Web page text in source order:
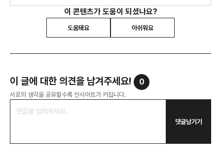
이 콘텐츠가 도움이 되셨나요?
도움돼요 아쉬워요
이 글에 대한 의견을 남겨주세요! 0
서로의 생각을 공유할수록 인사이트가 커집니다.
댓글남기기